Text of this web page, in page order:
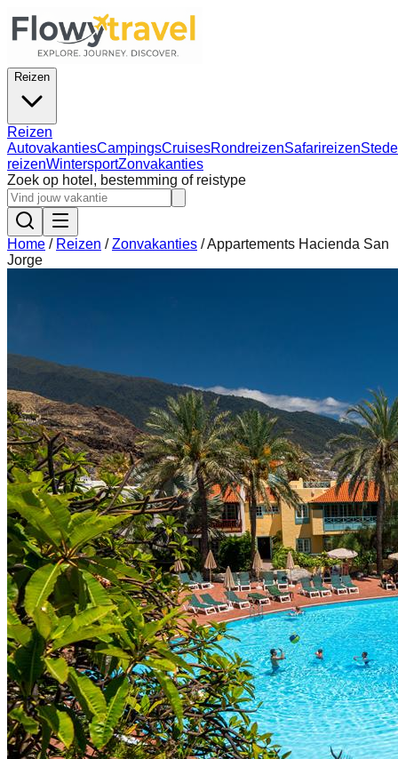
Reizen
Reizen
AutovakantiesCampingsCruisesRondreizenSafarireizen
reizenWintersportZonvakanties
Zoek op hotel, bestemming of reistype
Home / Reizen /Zonvakanties /Appartements Hacienda San
Jorge